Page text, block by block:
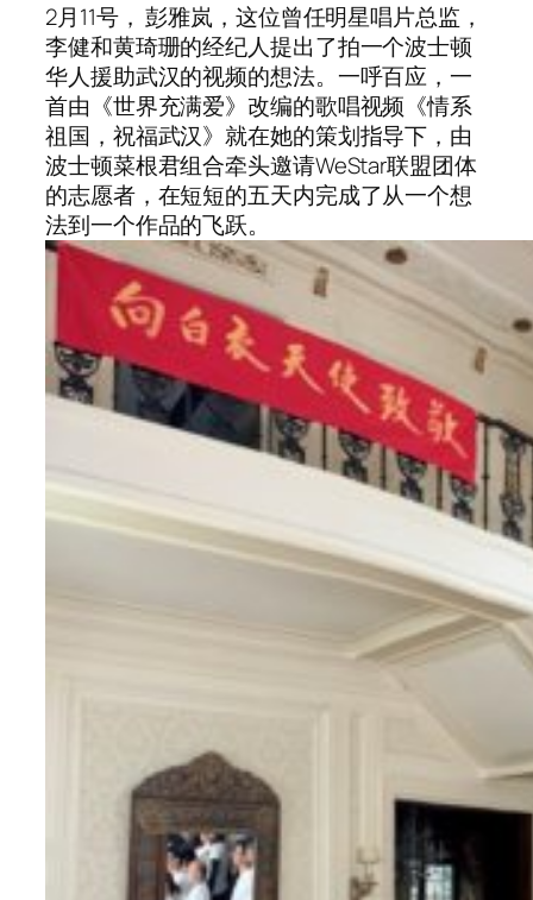
2月11号， 彭雅岚，这位曾任明星唱片总监，
李健和黄琦珊的经纪人提出了拍一个波士顿
华人援助武汉的视频的想法。一呼百应，一
首由《世界充满爱》改编的歌唱视频《情系
祖国，祝福武汉》就在她的策划指导下，由
波士顿菜根君组合牵头邀请WeStar联盟团体
的志愿者，在短短的五天内完成了从一个想
法到一个作品的飞跃。